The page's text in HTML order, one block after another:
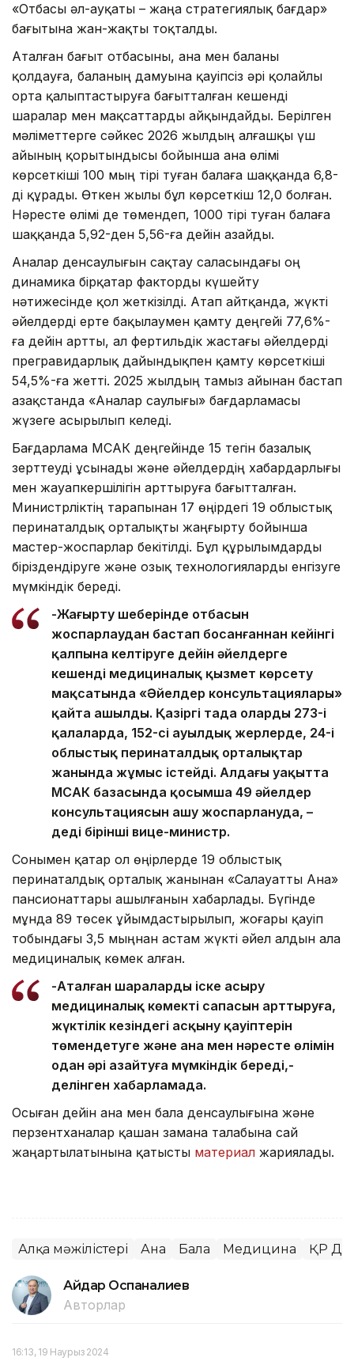
«Отбасы әл-ауқаты – жаңа стратегиялық бағдар»
бағытына жан-жақты тоқталды.
Аталған бағыт отбасыны, ана мен баланы
қолдауға, баланың дамуына қауіпсіз әрі қолайлы
орта қалыптастыруға бағытталған кешенді
шаралар мен мақсаттарды айқындайды. Берілген
мәліметтерге сәйкес 2026 жылдың алғашқы үш
айының қорытындысы бойынша ана өлімі
көрсеткіші 100 мың тірі туған балаға шаққанда 6,8-
ді құрады. Өткен жылы бұл көрсеткіш 12,0 болған.
Нәресте өлімі де төмендеп, 1000 тірі туған балаға
шаққанда 5,92-ден 5,56-ға дейін азайды.
Аналар денсаулығын сақтау саласындағы оң
динамика бірқатар факторды күшейту
нәтижесінде қол жеткізілді. Атап айтқанда, жүкті
әйелдерді ерте бақылаумен қамту деңгейі 77,6%-
ға дейін артты, ал фертильдік жастағы әйелдерді
прегравидарлық дайындықпен қамту көрсеткіші
54,5%-ға жетті. 2025 жылдың тамыз айынан бастап
Қазақстанда «Аналар саулығы» бағдарламасы
жүзеге асырылып келеді.
Бағдарлама МСАК деңгейінде 15 тегін базалық
зерттеуді ұсынады және әйелдердің хабардарлығы
мен жауапкершілігін арттыруға бағытталған.
Министрліктің тарапынан 17 өңірдегі 19 облыстық
перинаталдық орталықты жаңғырту бойынша
мастер-жоспарлар бекітілді. Бұл құрылымдарды
біріздендіруге және озық технологияларды енгізуге
мүмкіндік береді.
-Жаңғырту шеңберінде отбасын
жоспарлаудан бастап босанғаннан кейінгі
қалпына келтіруге дейін әйелдерге
кешенді медициналық қызмет көрсету
мақсатында «Әйелдер консультациялары»
қайта ашылды. Қазіргі таңда олардың 273-і
қалаларда, 152-сі ауылдық жерлерде, 24-і
облыстық перинаталдық орталықтар
жанында жұмыс істейді. Алдағы уақытта
МСАК базасында қосымша 49 әйелдер
консультациясын ашу жоспарлануда, –
деді бірінші вице-министр.
Сонымен қатар ол өңірлерде 19 облыстық
перинаталдық орталық жанынан «Салауатты Ана»
пансионаттары ашылғанын хабарлады. Бүгінде
мұнда 89 төсек ұйымдастырылып, жоғары қауіп
тобындағы 3,5 мыңнан астам жүкті әйел алдын ала
медициналық көмек алған.
-Аталған шараларды іске асыру
медициналық көмектің сапасын арттыруға,
жүктілік кезіндегі асқыну қауіптерін
төмендетуге және ана мен нәресте өлімін
одан әрі азайтуға мүмкіндік береді,-
делінген хабарламада.
Осыған дейін ана мен бала денсаулығына және
перзентханалар қашан замана талабына сай
жаңартылатынына қатысты материал жариялады.
Алқа мәжілістері Ана Бала Медицина ҚР
Айдар Оспаналиев
Авторлар
16:13, 19 Наурыз 2024